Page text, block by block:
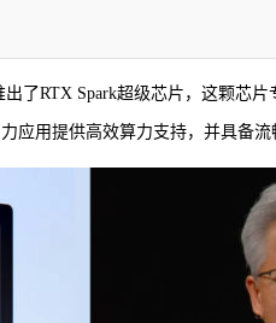
了RTX Spark超级芯片，这颗芯
应用提供高效算力支持，并具备流